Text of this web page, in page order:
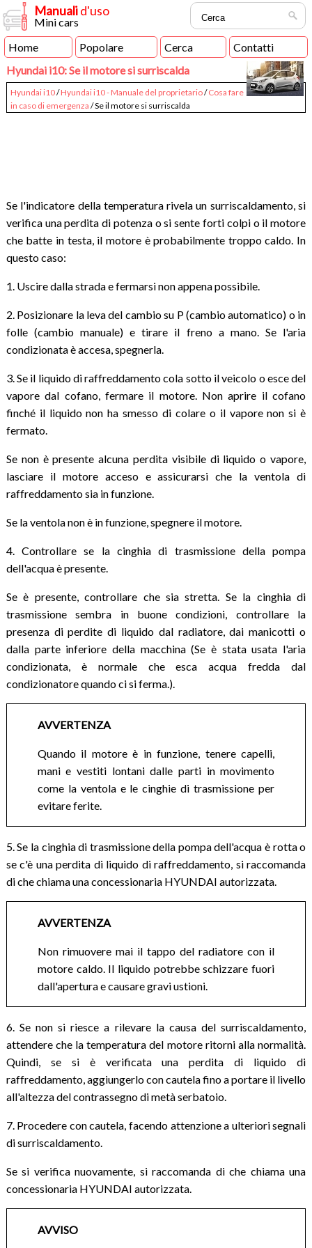
Manualid'uso
Mini cars
Home
Popolare Cerca
Contatti
Hyundai i10: Se il motore si surriscalda
Hyundai i10/Hyundai i10 - Manuale del proprietario/Cosa fare
in caso di emergenza / Se il motore si surriscalda
Se l'indicatore della temperatura rivela un surriscaldamento, si
verifica una perdita di potenza o si sente forti colpi o il motore
che batte in testa, il motore è probabilmente troppo caldo. In
questo caso:
1. Uscire dalla strada e fermarsi non appena possibile.
2. Posizionare la leva del cambio su P (cambio automatico) o in
folle (cambio manuale) e tirare il freno a mano. Se l'aria
condizionata è accesa, spegnerla.
3. Se il liquido di raffreddamento cola sotto il veicolo o esce del
vapore dal cofano, fermare il motore. Non aprire il cofano
finché il liquido non ha smesso di colare o il vapore non si è
fermato.
Se non è presente alcuna perdita visibile di liquido o vapore,
lasciare il motore acceso e assicurarsi che la ventola di
raffreddamento sia in funzione.
Se la ventola non è in funzione, spegnere il motore.
4. Controllare se la cinghia di trasmissione della pompa
dell'acqua è presente.
Se è presente, controllare che sia stretta. Se la cinghia di
trasmissione sembra in buone condizioni, controllare la
presenza di perdite di liquido dal radiatore, dai manicotti o
dalla parte inferiore della macchina (Se è stata usata l'aria
condizionata, è normale che esca acqua fredda dal
condizionatore quando ci si ferma.).
AVVERTENZA
Quando il motore è in funzione, tenere capelli,
mani e vestiti lontani dalle parti in movimento
come la ventola e le cinghie di trasmissione per
evitare ferite.
5. Se la cinghia di trasmissione della pompa dell'acqua è rotta o
se c'è una perdita di liquido di raffreddamento, si raccomanda
di che chiama una concessionaria HYUNDAI autorizzata.
AVVERTENZA
Non rimuovere mai il tappo del radiatore con il
motore caldo. Il liquido potrebbe schizzare fuori
dall'apertura e causare gravi ustioni.
6. Se non si riesce a rilevare la causa del surriscaldamento,
attendere che la temperatura del motore ritorni alla normalità.
Quindi, se si è verificata una perdita di liquido di
raffreddamento, aggiungerlo con cautela fino a portare il livello
all'altezza del contrassegno di metà serbatoio.
7. Procedere con cautela, facendo attenzione a ulteriori segnali
di surriscaldamento.
Se si verifica nuovamente, si raccomanda di che chiama una
concessionaria HYUNDAI autorizzata.
AVVISO